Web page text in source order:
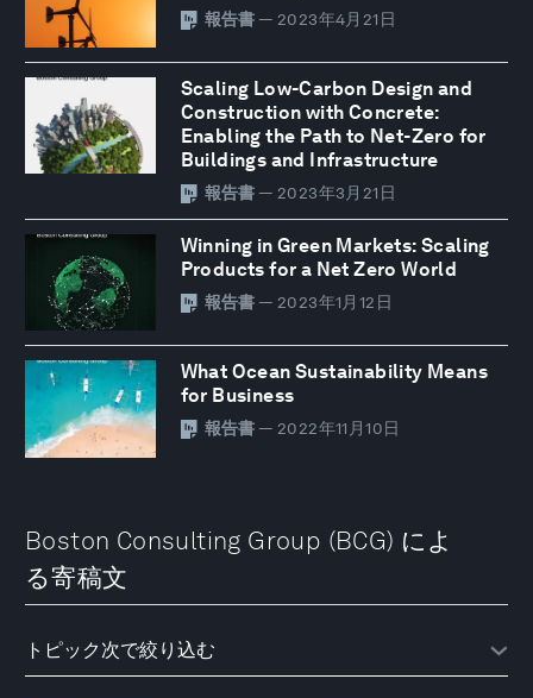
報告書 — 2023年4月21日
Scaling Low-Carbon Design and
Construction with Concrete:
Enabling the Path to Net-Zero for
Buildings and Infrastructure
報告書 — 2023年3月21日
Winning in Green Markets: Scaling
Products for a Net Zero World
報告書 — 2023年1月12日
What Ocean Sustainability Means
for Business
報告書 — 2022年11月10日
Boston Consulting Group (BCG) によ
る寄稿文